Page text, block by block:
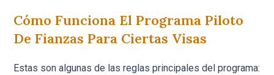
Cómo Funciona El Programa Piloto
De Fianzas Para Ciertas Visas
Estas son algunas de las reglas principales del programa: